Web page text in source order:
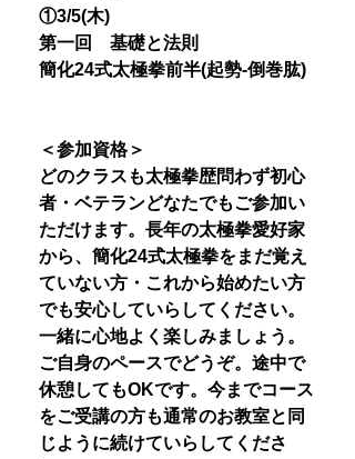
①3/5(木)
第一回 基礎と法則
簡化24式太極拳前半(起勢-倒巻肱)
＜参加資格＞
どのクラスも太極拳歴問わず初心
者・ベテランどなたでもご参加い
ただけます。長年の太極拳愛好家
から、簡化24式太極拳をまだ覚え
ていない方・これから始めたい方
でも安心していらしてください。
一緒に心地よく楽しみましょう。
ご自身のペースでどうぞ。途中で
休憩してもOKです。今までコース
をご受講の方も通常のお教室と同
じように続けていらしてくださ